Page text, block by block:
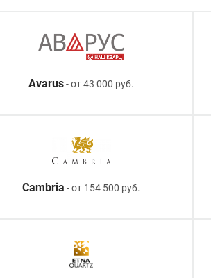
Avarus- от 43 000 руб.
Cambria - от 154 500 руб.